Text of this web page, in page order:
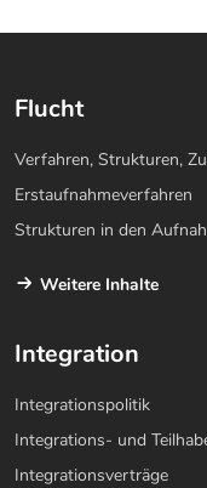
Flucht
Verfahren, Strukturen,
Erstaufnahmeverfahren
Strukturen in den
Weitere Inhalte
Integration
Integrationspolitik
Integrations- und
Integrationsverträge